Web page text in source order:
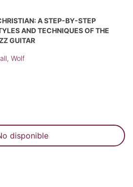
A STEP-BY-STEP
AND TECHNIQUES OF THE
GUITAR
Wolf
disponible